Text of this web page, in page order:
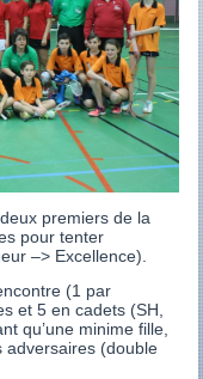
premiers de la
pour tenter
–> Excellence).
(1 par
et 5 en cadets (SH,
qu’une minime fille,
adversaires (double